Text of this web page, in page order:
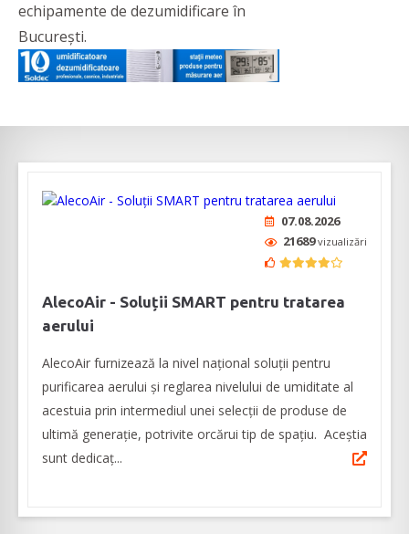
echipamente de dezumidificare în
București.
07.08.2026
21689vizualizări
AlecoAir - Soluții SMART pentru tratarea
aerului
AlecoAir furnizează la nivel național soluții pentru
purificarea aerului și reglarea nivelului de umiditate al
acestuia prin intermediul unei selecţii de produse de
ultimă generaţie, potrivite orcărui tip de spaţiu. Aceștia
sunt dedicaț...